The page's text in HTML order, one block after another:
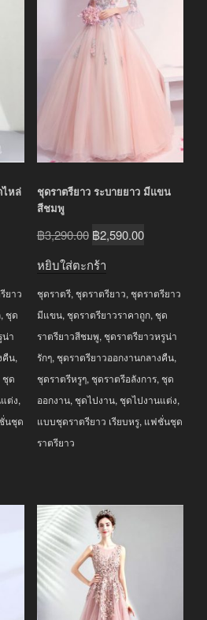
ไหล่
ยาว
, ชุด
น่า
คืน,
ชุด
ต่ง,
นชุด
ชุดราตรียาว ระบายยาว มีแขน
สีชมพู
฿3,290.00 Original
฿3,290.00.
฿2,590.00Current
฿2,590.00.
หยิบใส่ตะกร้า
ชุดราตรี, ชุดราตรียาว, ชุดราตรียาว
มีแขน, ชุดราตรียาวราคาถูก, ชุด
ราตรียาวสีชมพู, ชุดราตรียาวหรูน่า
รักๆ, ชุดราตรียาวออกงานกลางคืน,
ชุดราตรีหรูๆ, ชุดราตรีอลังการ, ชุด
ออกงาน, ชุดไปงาน, ชุดไปงานแต่ง,
แบบชุดราตรียาว เรียบหรู, แฟชั่นชุด
ราตรียาว